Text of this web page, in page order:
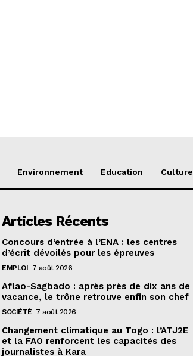
Environnement Education Culture
Articles Récents
Concours d’entrée à l’ENA : les centres
d’écrit dévoilés pour les épreuves
EMPLOI 7 août 2026
Aflao-Sagbado : après près de dix ans de
vacance, le trône retrouve enfin son chef
SOCIÉTÉ 7 août 2026
Changement climatique au Togo : l’ATJ2E
et la FAO renforcent les capacités des
journalistes à Kara